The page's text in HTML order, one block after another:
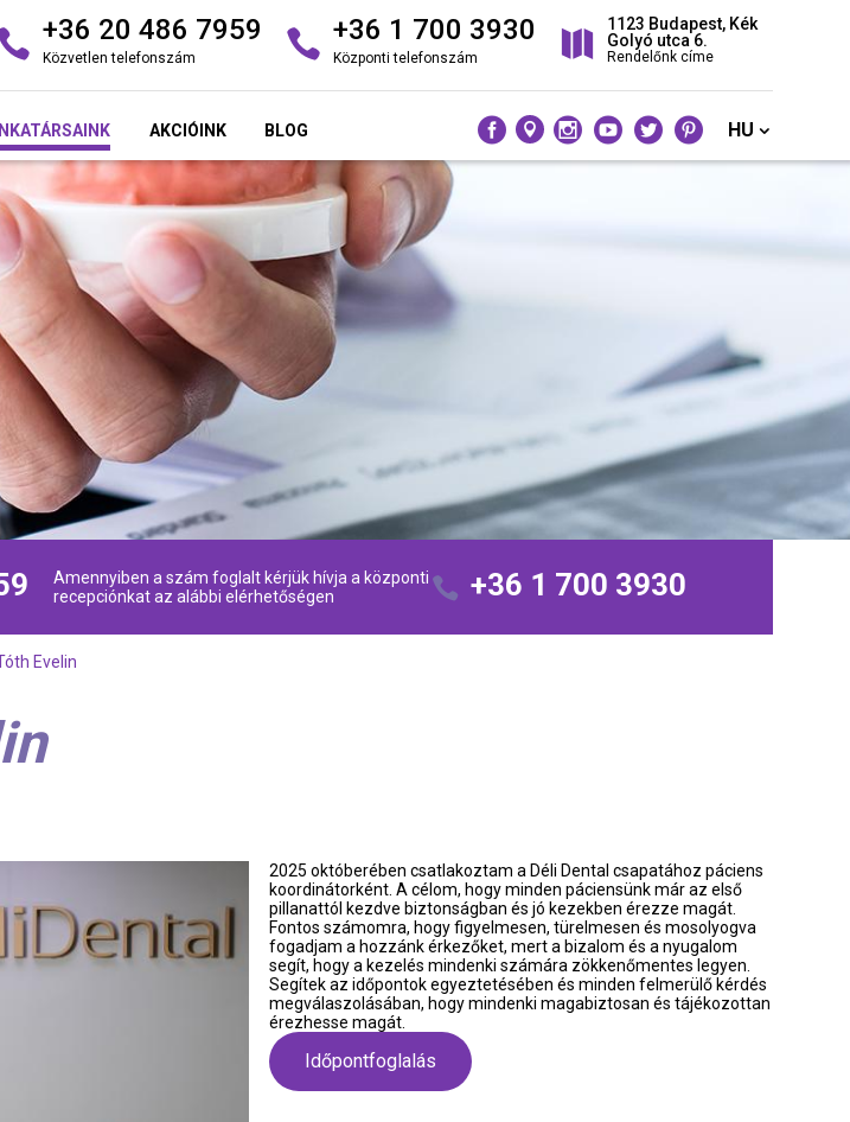
+36 20 486 7959
Közvetlen telefonszám
+36 1 700 3930
Központi telefonszám
1123 Budapest, Kék
Golyó utca 6.
Rendelőnk címe
AKCIÓINK BLOG HU
Amennyiben a szám foglalt kérjük hívja a központi
recepciónkat az alábbi elérhetőségen
+36 1 700 3930
Evelin
2025 októberében csatlakoztam a Déli Dental csapatához páciens
koordinátorként. A célom, hogy minden páciensünk már az első
pillanattól kezdve biztonságban és jó kezekben érezze magát.
Fontos számomra, hogy figyelmesen, türelmesen és mosolyogva
fogadjam a hozzánk érkezőket, mert a bizalom és a nyugalom
segít, hogy a kezelés mindenki számára zökkenőmentes legyen.
Segítek az időpontok egyeztetésében és minden felmerülő kérdés
megválaszolásában, hogy mindenki magabiztosan és tájékozottan
érezhesse magát.
Időpontfoglalás